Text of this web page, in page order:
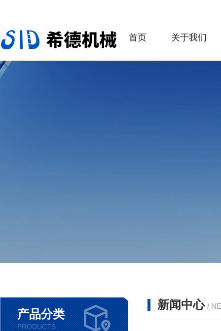
首页 关于我们
产品分类
PRODUCTS
新闻中心 /